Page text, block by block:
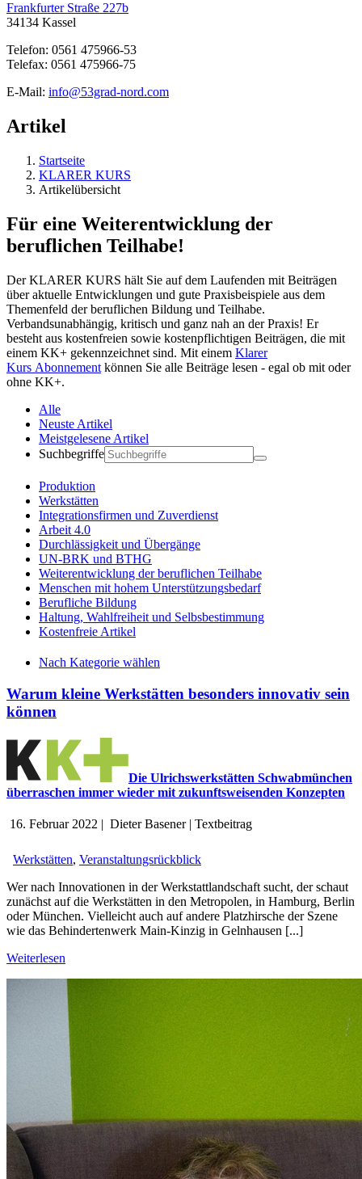
Frankfurter Straße 227b
34134 Kassel
Telefon: 0561 475966-53
Telefax: 0561 475966-75
E-Mail: info@53grad-nord.com
Artikel
Startseite
KLARER KURS
Artikelübersicht
Für eine Weiterentwicklung der
beruflichen Teilhabe!
Der KLARER KURS hält Sie auf dem Laufenden mit Beiträgen
über aktuelle Entwicklungen und gute Praxisbeispiele aus dem
Themenfeld der beruflichen Bildung und Teilhabe.
Verbandsunabhängig, kritisch und ganz nah an der Praxis! Er
besteht aus kostenfreien sowie kostenpflichtigen Beiträgen, die mit
einem KK+ gekennzeichnet sind. Mit einem Klarer
Kurs Abonnement können Sie alle Beiträge lesen - egal ob mit oder
ohne KK+.
Alle
Neuste Artikel
Meistgelesene Artikel
Suchbegriffe
Produktion
Werkstätten
Integrationsfirmen und Zuverdienst
Arbeit 4.0
Durchlässigkeit und Übergänge
UN-BRK und BTHG
Weiterentwicklung der beruflichen Teilhabe
Menschen mit hohem Unterstützungsbedarf
Berufliche Bildung
Haltung, Wahlfreiheit und Selbsbestimmung
Kostenfreie Artikel
Nach Kategorie wählen
Warum kleine Werkstätten besonders innovativ sein
können
Die Ulrichswerkstätten Schwabmünchen
überraschen immer wieder mit zukunftsweisenden Konzepten
16. Februar 2022 | Dieter Basener| Textbeitrag
Werkstätten, Veranstaltungsrückblick
Wer nach Innovationen in der Werkstattlandschaft sucht, der schaut
zunächst auf die Werkstätten in den Metropolen, in Hamburg, Berlin
oder München. Vielleicht auch auf andere Platzhirsche der Szene
wie das Behindertenwerk Main-Kinzig in Gelnhausen [...]
Weiterlesen